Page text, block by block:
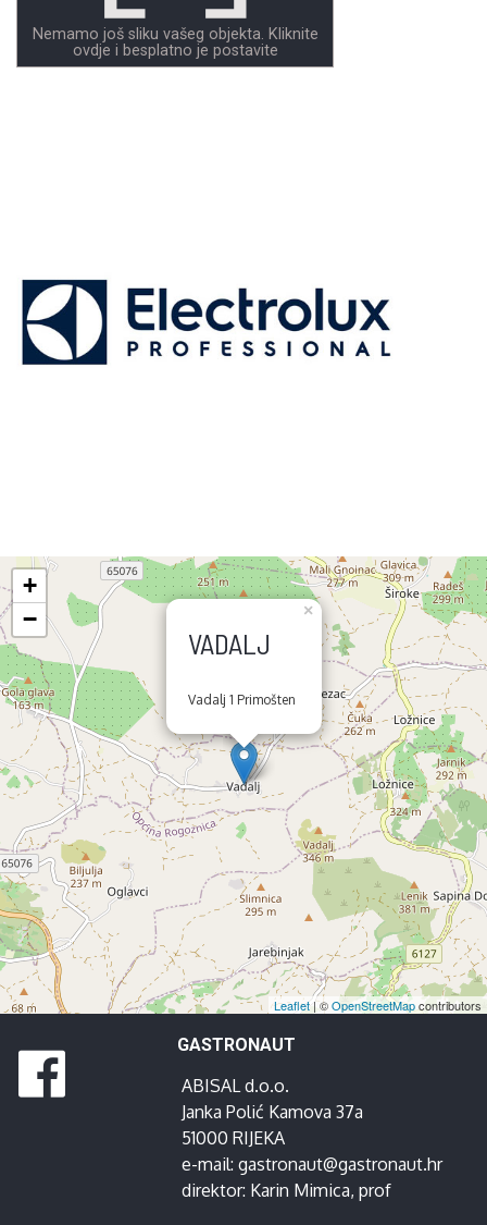
Nemamo još sliku vašeg objekta. Kliknite
ovdje i besplatno je postavite
VADALJ
Vadalj 1 Primošten
×
+
−
Leaflet| ©OpenStreetMapcontributors
GASTRONAUT
ABISAL d.o.o.
Janka Polić Kamova 37a
51000 RIJEKA
e-mail: gastronaut@gastronaut.hr
direktor: Karin Mimica, prof